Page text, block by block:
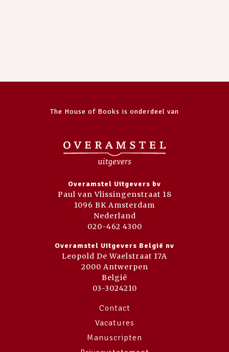
The House of Books is onderdeel van
Overamstel Uitgevers bv
Paul van Vlissingenstraat 18
1096 BK Amsterdam
Nederland
020-462 4300
Overamstel Uitgevers België nv
Leopold De Waelstraat 17A
2000 Antwerpen
België
03-3024210
Contact
Vacatures
Manuscripten